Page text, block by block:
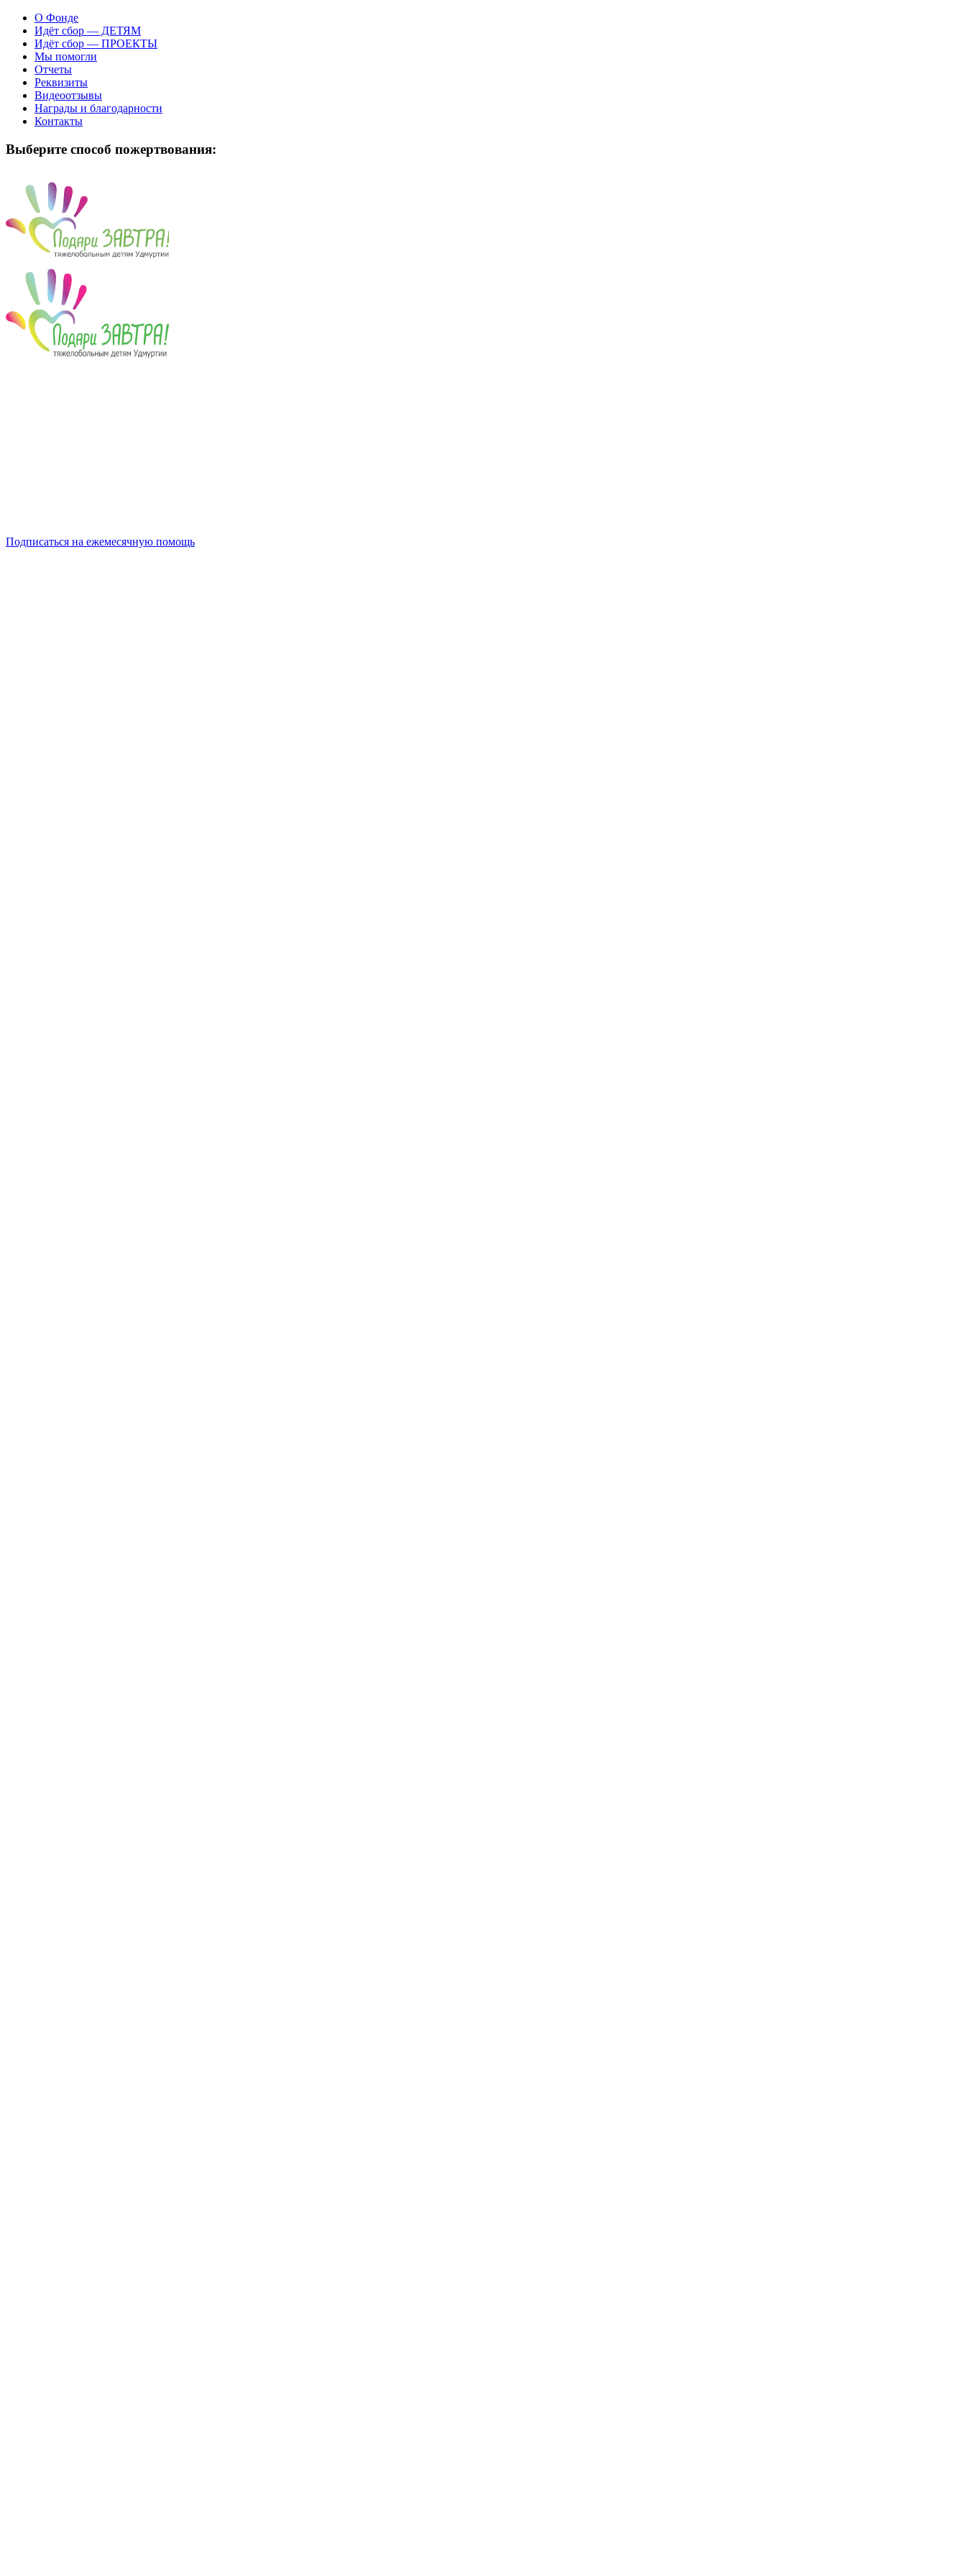
О Фонде
Идёт сбор — ДЕТЯМ
Идёт сбор — ПРОЕКТЫ
Мы помогли
Отчеты
Реквизиты
Видеоотзывы
Награды и благодарности
Контакты
Выберите способ пожертвования:
Подписаться на ежемесячную помощь